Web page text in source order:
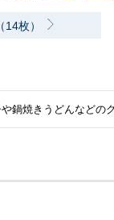
枚）
鍋焼きうどんなどの